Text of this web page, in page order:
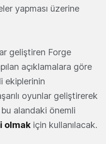
yapması üzerine
geliştiren Forge
açıklamalara göre
ekiplerinin
oyunlar geliştirerek
alandaki önemli
olmak için kullanılacak.